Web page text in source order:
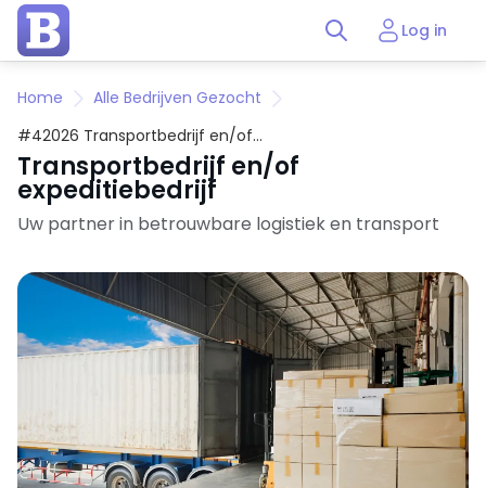
Log in
Home
Alle Bedrijven Gezocht
#42026 Transportbedrijf en/of
expeditiebedrijf
Transportbedrijf en/of
expeditiebedrijf
Uw partner in betrouwbare logistiek en transport